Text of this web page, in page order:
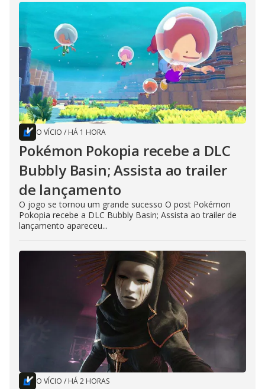
O VÍCIO / HÁ 1 HORA
Pokémon Pokopia recebe a DLC
Bubbly Basin; Assista ao trailer
de lançamento
O jogo se tornou um grande sucesso O post Pokémon
Pokopia recebe a DLC Bubbly Basin; Assista ao trailer de
lançamento apareceu...
O VÍCIO / HÁ 2 HORAS